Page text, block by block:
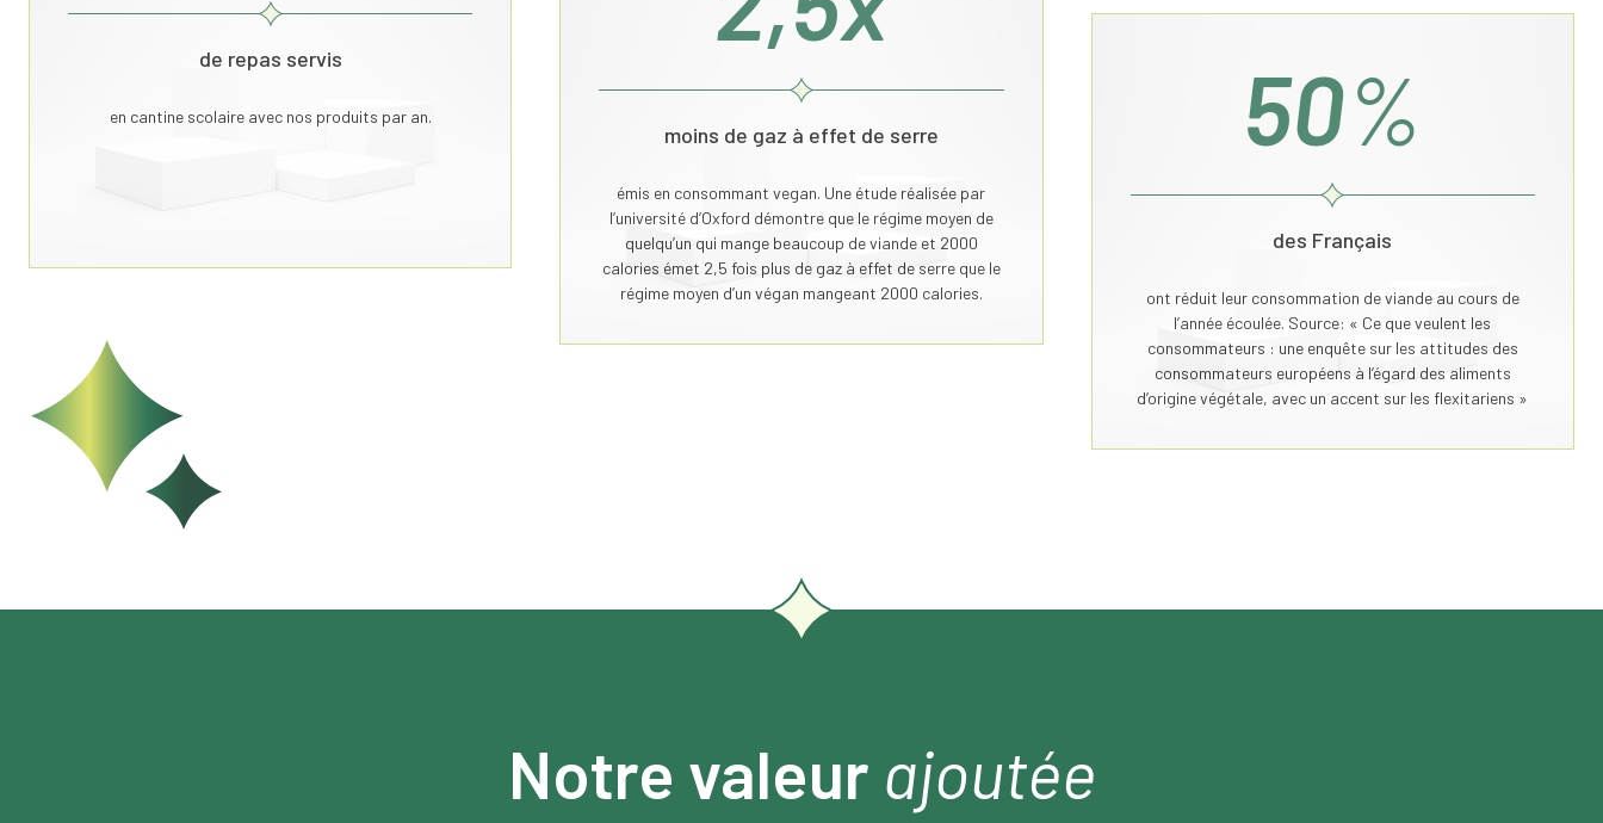
de repas servis
en cantine scolaire avec nos produits par an.
moins de gaz à effet de serre
émis en consommant vegan. Une étude réalisée par
l’université d’Oxford démontre que le régime moyen de
quelqu’un qui mange beaucoup de viande et 2000
calories émet 2,5 fois plus de gaz à effet de serre que le
régime moyen d’un végan mangeant 2000 calories.
50%
des Français
ont réduit leur consommation de viande au cours de
l’année écoulée. Source: « Ce que veulent les
consommateurs : une enquête sur les attitudes des
consommateurs européens à l’égard des aliments
d’origine végétale, avec un accent sur les flexitariens »
Notre valeur ajoutée